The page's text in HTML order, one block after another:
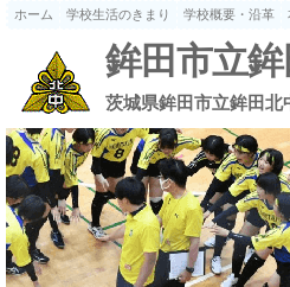
ホーム 学校生活のきまり 学校概要・沿革
鉾田市立
茨城県鉾田市立鉾田